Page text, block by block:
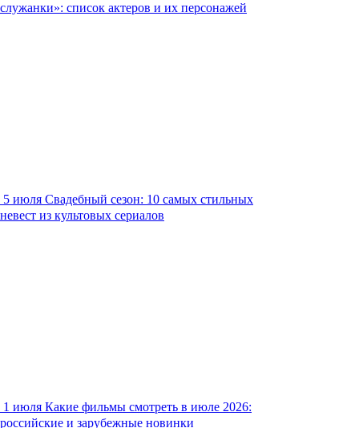
служанки»: список актеров и их персонажей
5 июля Свадебный сезон: 10 самых стильных
невест из культовых сериалов
1 июля Какие фильмы смотреть в июле 2026:
российские и зарубежные новинки